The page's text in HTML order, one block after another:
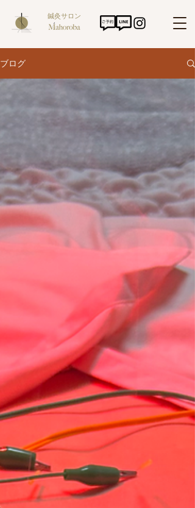
鍼灸サロン
ブログ